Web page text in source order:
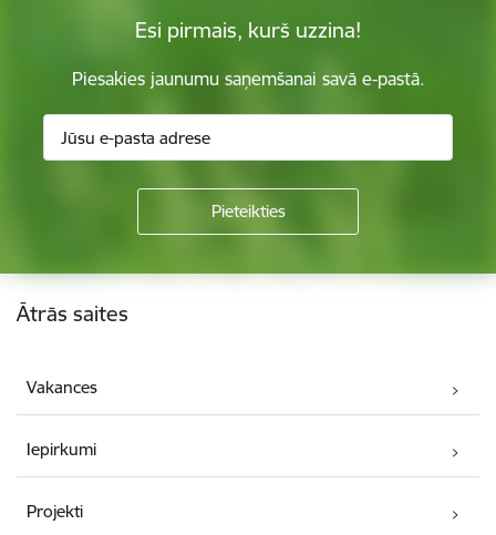
Esi pirmais, kurš uzzina!
Piesakies jaunumu saņemšanai savā e-pastā.
Kājene
Ātrās saites
Vakances
Iepirkumi
Projekti